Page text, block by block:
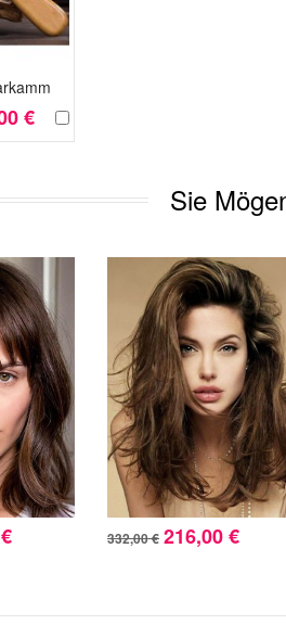
€
Sie
332,00 € 216,00 €